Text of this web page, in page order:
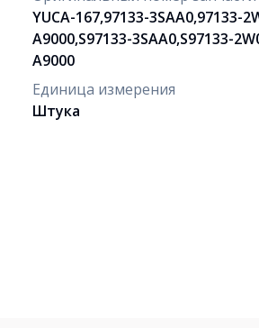
YUCA-167,97133-3SAA0,97133-
A9000,S97133-3SAA0,S97133-
A9000
Единица измерения
Штука